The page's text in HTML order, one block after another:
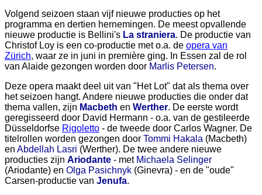
Volgend seizoen staan vijf nieuwe producties op het
programma en dertien hernemingen. De meest opvallende
nieuwe productie is Bellini's La straniera. De productie van
Christof Loy is een co-productie met o.a. de opera van
Zürich, waar ze in juni in première ging. In Essen zal de rol
van Alaide gezongen worden door Marlis Petersen.
Deze opera maakt deel uit van "Het Lot" dat als thema over
het seizoen hangt. Andere nieuwe producties die onder dat
thema vallen, zijn Macbeth en Werther. De eerste wordt
geregisseerd door David Hermann - o.a. van de gestileerde
Düsseldorfse Rigoletto - de tweede door Carlos Wagner. De
titelrollen worden gezongen door Tommi Hakala (Macbeth)
en Abdellah Lasri (Werther). De twee andere nieuwe
producties zijn Ariodante - met Michaela Selinger
(Ariodante) en Olga Pasichnyk (Ginevra) - en de "oude"
Carsen-productie van Jenufa.